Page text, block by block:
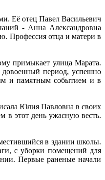
Её отец Павел Васильевич
- Анна Александровна
Профессия отца и матери в
примыкает улица Марата.
довоенный период, успешно
и памятным событием и в
Юлия Павловна в своих
в этот день ужасную весть.
в здании школы.
с уборки помещений для
Первые раненые начали